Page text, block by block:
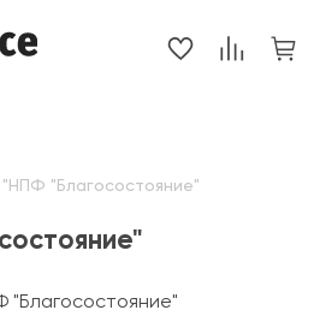
"Благосостояние"